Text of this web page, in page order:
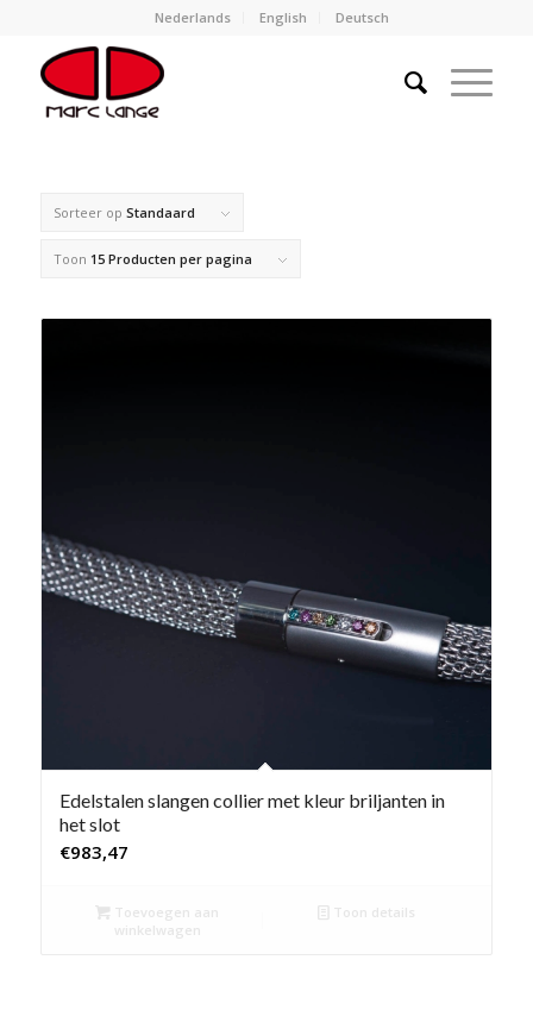
Nederlands English Deutsch
Sorteer op Standaard
Toon 15 Producten per pagina
Edelstalen slangen collier met kleur briljanten in
het slot
€983,47
Toevoegen aan
winkelwagen
Toon details